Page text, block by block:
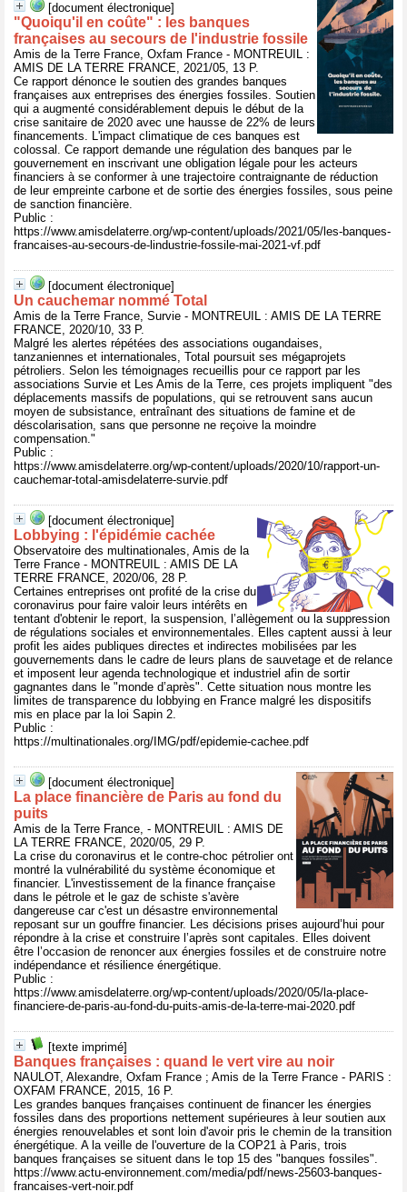
[document électronique]
"Quoiqu'il en coûte" : les banques
françaises au secours de l'industrie fossile
Amis de la Terre France, Oxfam France - MONTREUIL :
AMIS DE LA TERRE FRANCE, 2021/05, 13 P.
Ce rapport dénonce le soutien des grandes banques
françaises aux entreprises des énergies fossiles. Soutien
qui a augmenté considérablement depuis le début de la
crise sanitaire de 2020 avec une hausse de 22% de leurs
financements. L'impact climatique de ces banques est
colossal. Ce rapport demande une régulation des banques par le
gouvernement en inscrivant une obligation légale pour les acteurs
financiers à se conformer à une trajectoire contraignante de réduction
de leur empreinte carbone et de sortie des énergies fossiles, sous peine
de sanction financière.
Public :
https://www.amisdelaterre.org/wp-content/uploads/2021/05/les-banques-
francaises-au-secours-de-lindustrie-fossile-mai-2021-vf.pdf
[document électronique]
Un cauchemar nommé Total
Amis de la Terre France, Survie - MONTREUIL : AMIS DE LA TERRE
FRANCE, 2020/10, 33 P.
Malgré les alertes répétées des associations ougandaises,
tanzaniennes et internationales, Total poursuit ses mégaprojets
pétroliers. Selon les témoignages recueillis pour ce rapport par les
associations Survie et Les Amis de la Terre, ces projets impliquent "des
déplacements massifs de populations, qui se retrouvent sans aucun
moyen de subsistance, entraînant des situations de famine et de
déscolarisation, sans que personne ne reçoive la moindre
compensation."
Public :
https://www.amisdelaterre.org/wp-content/uploads/2020/10/rapport-un-
cauchemar-total-amisdelaterre-survie.pdf
[document électronique]
Lobbying : l'épidémie cachée
Observatoire des multinationales, Amis de la
Terre France - MONTREUIL : AMIS DE LA
TERRE FRANCE, 2020/06, 28 P.
Certaines entreprises ont profité de la crise du
coronavirus pour faire valoir leurs intérêts en
tentant d'obtenir le report, la suspension, l’allègement ou la suppression
de régulations sociales et environnementales. Elles captent aussi à leur
profit les aides publiques directes et indirectes mobilisées par les
gouvernements dans le cadre de leurs plans de sauvetage et de relance
et imposent leur agenda technologique et industriel afin de sortir
gagnantes dans le "monde d’après". Cette situation nous montre les
limites de transparence du lobbying en France malgré les dispositifs
mis en place par la loi Sapin 2.
Public :
https://multinationales.org/IMG/pdf/epidemie-cachee.pdf
[document électronique]
La place financière de Paris au fond du
puits
Amis de la Terre France, - MONTREUIL : AMIS DE
LA TERRE FRANCE, 2020/05, 29 P.
La crise du coronavirus et le contre-choc pétrolier ont
montré la vulnérabilité du système économique et
financier. L'investissement de la finance française
dans le pétrole et le gaz de schiste s'avère
dangereuse car c'est un désastre environnemental
reposant sur un gouffre financier. Les décisions prises aujourd’hui pour
répondre à la crise et construire l’après sont capitales. Elles doivent
être l’occasion de renoncer aux énergies fossiles et de construire notre
indépendance et résilience énergétique.
Public :
https://www.amisdelaterre.org/wp-content/uploads/2020/05/la-place-
financiere-de-paris-au-fond-du-puits-amis-de-la-terre-mai-2020.pdf
[texte imprimé]
Banques françaises : quand le vert vire au noir
NAULOT, Alexandre, Oxfam France ; Amis de la Terre France - PARIS :
OXFAM FRANCE, 2015, 16 P.
Les grandes banques françaises continuent de financer les énergies
fossiles dans des proportions nettement supérieures à leur soutien aux
énergies renouvelables et sont loin d'avoir pris le chemin de la transition
énergétique. A la veille de l'ouverture de la COP21 à Paris, trois
banques françaises se situent dans le top 15 des "banques fossiles".
https://www.actu-environnement.com/media/pdf/news-25603-banques-
francaises-vert-noir.pdf